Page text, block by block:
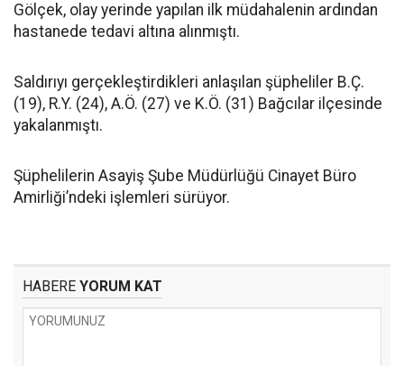
Gölçek, olay yerinde yapılan ilk müdahalenin ardından
hastanede tedavi altına alınmıştı.
Saldırıyı gerçekleştirdikleri anlaşılan şüpheliler B.Ç.
(19), R.Y. (24), A.Ö. (27) ve K.Ö. (31) Bağcılar ilçesinde
yakalanmıştı.
Şüphelilerin Asayiş Şube Müdürlüğü Cinayet Büro
Amirliği’ndeki işlemleri sürüyor.
HABERE YORUM KAT